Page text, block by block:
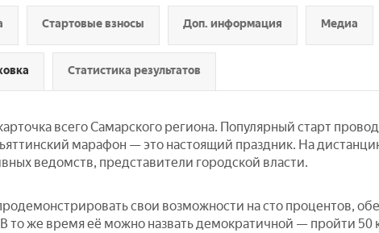
Стартовые взносы Доп. информация Медиа
Статистика результатов
всего Самарского региона. Популярный старт
марафон — это настоящий праздник. На
ведомств, представители городской власти.
свои возможности на сто процентов,
то же время её можно назвать демократичной — пройти